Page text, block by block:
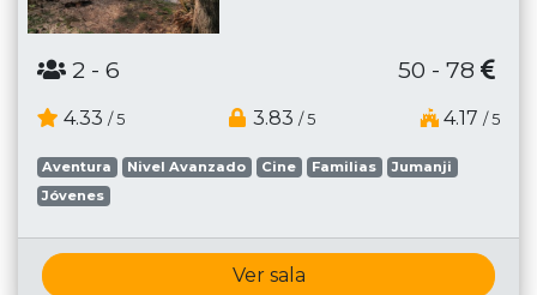
2 - 6 50 - 78
4.33 / 5 3.83 / 5 4.17 / 5
Aventura Nivel Avanzado Cine Familias
Jumanji
Jóvenes
Ver sala